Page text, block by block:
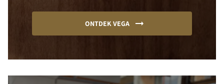
ONTDEK VEGA